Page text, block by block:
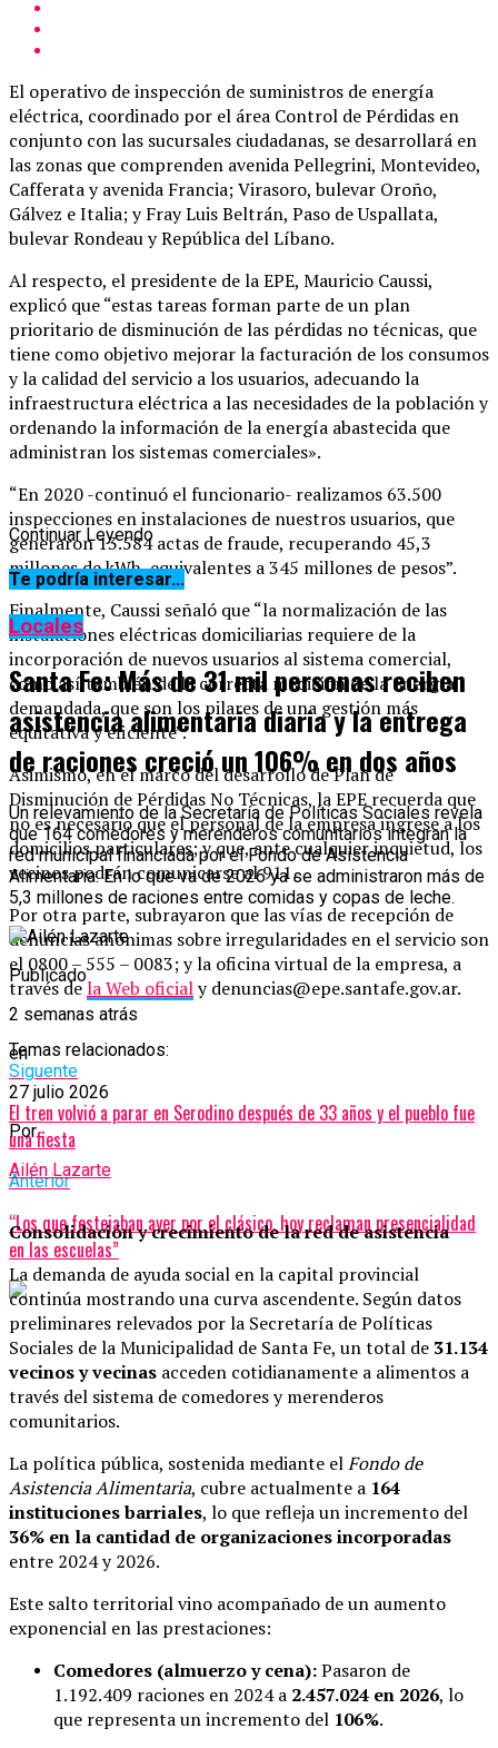
El operativo de inspección de suministros de energía
eléctrica, coordinado por el área Control de Pérdidas en
conjunto con las sucursales ciudadanas, se desarrollará en
las zonas que comprenden avenida Pellegrini, Montevideo,
Cafferata y avenida Francia; Virasoro, bulevar Oroño,
Gálvez e Italia; y Fray Luis Beltrán, Paso de Uspallata,
bulevar Rondeau y República del Líbano.
Al respecto, el presidente de la EPE, Mauricio Caussi,
explicó que “estas tareas forman parte de un plan
prioritario de disminución de las pérdidas no técnicas, que
tiene como objetivo mejorar la facturación de los consumos
y la calidad del servicio a los usuarios, adecuando la
infraestructura eléctrica a las necesidades de la población y
ordenando la información de la energía abastecida que
administran los sistemas comerciales».
“En 2020 -continuó el funcionario- realizamos 63.500
inspecciones en instalaciones de nuestros usuarios, que
generaron 13.584 actas de fraude, recuperando 45,3
millones de kWh, equivalentes a 345 millones de pesos”.
Finalmente, Caussi señaló que “la normalización de las
instalaciones eléctricas domiciliarias requiere de la
incorporación de nuevos usuarios al sistema comercial,
como así también de la correcta medición de la energía
demandada, que son los pilares de una gestión más
equitativa y eficiente”.
Asimismo, en el marco del desarrollo de Plan de
Disminución de Pérdidas No Técnicas, la EPE recuerda que
no es necesario que el personal de la empresa ingrese a los
domicilios particulares; y que, ante cualquier inquietud, los
vecinos podrán comunicarse al 911.
Por otra parte, subrayaron que las vías de recepción de
denuncias anónimas sobre irregularidades en el servicio son
el 0800 – 555 – 0083; y la oficina virtual de la empresa, a
través dela Web oficialy denuncias@epe.santafe.gov.ar.
Temas relacionados:
Siguente
El tren volvió a parar en Serodino después de 33 años y el pueblo fue
una fiesta
Anterior
“Los que festejaban ayer por el clásico, hoy reclaman presencialidad
en las escuelas”
Continuar Leyendo
Te podría interesar...
Locales
Santa Fe: Más de 31 mil personas reciben
asistencia alimentaria diaria y la entrega
de raciones creció un 106% en dos años
Un relevamiento de la Secretaría de Políticas Sociales revela
que 164 comedores y merenderos comunitarios integran la
red municipal financiada por el Fondo de Asistencia
Alimentaria. En lo que va de 2026 ya se administraron más de
5,3 millones de raciones entre comidas y copas de leche.
Publicado
2 semanas atrás
en
27 julio 2026
Por
Ailén Lazarte
Consolidación y crecimiento de la red de asistencia
La demanda de ayuda social en la capital provincial
continúa mostrando una curva ascendente. Según datos
preliminares relevados por la Secretaría de Políticas
Sociales de la Municipalidad de Santa Fe, un total de 31.134
vecinos y vecinas acceden cotidianamente a alimentos a
través del sistema de comedores y merenderos
comunitarios.
La política pública, sostenida mediante elFondo de
Asistencia Alimentaria, cubre actualmente a 164
instituciones barriales, lo que refleja un incremento del
36% en la cantidad de organizaciones incorporadas
entre 2024 y 2026.
Este salto territorial vino acompañado de un aumento
exponencial en las prestaciones:
Comedores (almuerzo y cena):Pasaron de
1.192.409 raciones en 2024 a 2.457.024 en 2026, lo
que representa un incremento del 106%.